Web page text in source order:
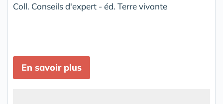
Coll. Conseils d'expert - éd. Terre vivante
En savoir plus